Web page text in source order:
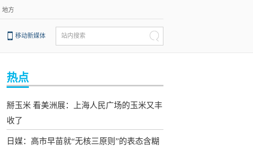
地方
移动新媒体 站内搜索
热点
掰玉米 看美洲展：上海人民广场的玉米又丰
收了
日媒：高市早苗就“无核三原则”的表态含糊